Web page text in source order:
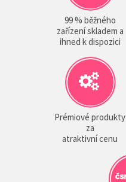
99 % běžného
zařízení skladem a
ihned k dispozici
Prémiové produkty
za
atraktivní cenu